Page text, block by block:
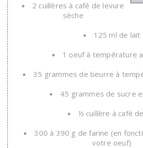
2 cuillères à café de levure
sèche
125 ml de lait
1 oeuf à température
35 grammes de beurre à
45 grammes de sucre
½ cuillère à café
300 à 390 g de farine (en
votre oeuf)